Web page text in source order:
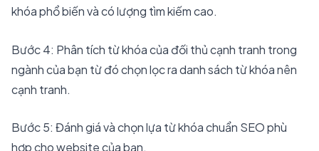
khóa phổ biến và có lượng tìm kiếm cao.
Bước 4: Phân tích từ khóa của đối thủ cạnh tranh trong
ngành của bạn từ đó chọn lọc ra danh sách từ khóa nên
cạnh tranh.
Bước 5: Đánh giá và chọn lựa từ khóa chuẩn SEO phù
hợp cho website của bạn.